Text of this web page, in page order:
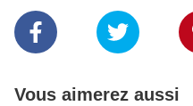
Vous aimerez aussi